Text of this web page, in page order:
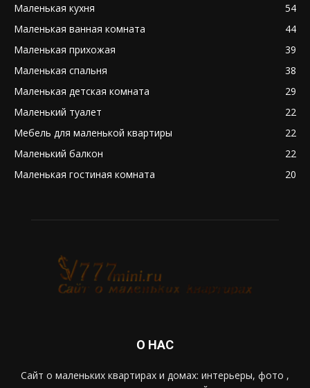
Маленькая кухня
54
Маленькая ванная комната
44
Маленькая прихожая
39
Маленькая спальня
38
Маленькая детская комната
29
Маленький туалет
22
Мебель для маленькой квартиры
22
Маленький балкон
22
Маленькая гостиная комната
20
О НАС
Сайт о маленьких квартирах и домах: интерьеры, фото ,